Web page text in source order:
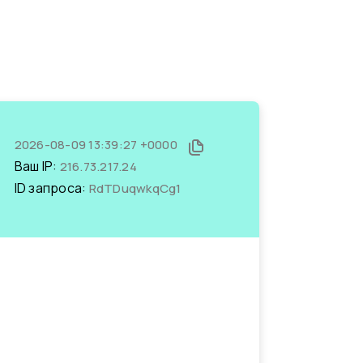
2026-08-09 13:39:27 +0000
Ваш IP: 216.73.217.24
ID запроса: RdTDuqwkqCg1